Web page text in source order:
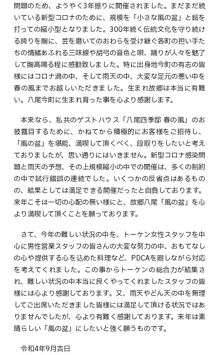
問題のため、ようやく3年振りに開催されました。まだまだ続
いている新型コロナのために、規模を「小さな風の盆」と銘を
打っての縮小型となりました。300年続く伝統文化を守り続け
る誇りを胸に、芸を磨いてのおわらを受け継ぐ各町の担い手た
ちの情緒あふれる三味線や胡弓の音色と唄、踊りが人々を魅了
して胸高鳴る程に感動致しました。特に出身地今町の有志の皆
様にはコロナ渦の中、そして雨天の中、大変な足元の悪い中を
春の風までお越しいただきました。生まれ故郷は本当に有難
い。八尾今町に生まれ育った事を心より感謝します。
本来なら、私共のゲストハウス「八尾四季邸 春の風」のお
披露目するために、かねてから積極的にお客様をご招待し、
「風の盆」を堪能、満喫して頂くべく、段取りをしたいと考え
ておりましたが、思い通りにはいきません。新型コロナ感染問
題と雨天の予想、その上規模縮小の中での開催は、多くの制約
の中で試行錯誤の連続でした。いくつかの反省点はあるもの
の、結果としては満足できる開催だったと自負しております。
来年こそは一切の心配の無い様にと、故郷八尾「風の盆」を心
より満喫して頂くことを願っております。
さて、今年の難しい状況の中を、トーケン女性スタッフを中
心に男性営業スタッフの皆さんの大変な努力の中、おもてなし
の心や提供する心を込めた料理など、PDCAを廻しながら対応
を考えてくれました。この事からトーケンの総合力が結集さ
れ、難しい状況の中本当に良くやってくれましたスタッフの皆
様には心より感謝しております。又、雨天やどん天の中を無理
してご出席いただきました皆様には満足して頂ける状況ではあ
りませんでしたが、心より有難く感謝しております。来年は素
晴らしい「風の盆」にしたいと強く願うものです。
令和4年9月吉日